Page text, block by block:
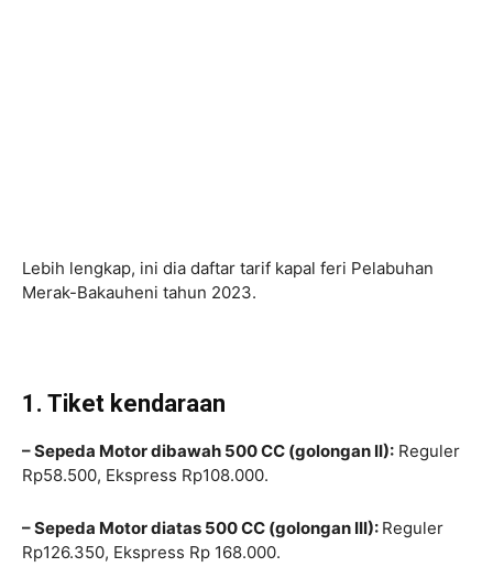
Lebih lengkap, ini dia daftar tarif kapal feri Pelabuhan
Merak-Bakauheni tahun 2023.
1. Tiket kendaraan
– Sepeda Motor dibawah 500 CC (golongan II): Reguler
Rp58.500, Ekspress Rp108.000.
– Sepeda Motor diatas 500 CC (golongan III): Reguler
Rp126.350, Ekspress Rp 168.000.